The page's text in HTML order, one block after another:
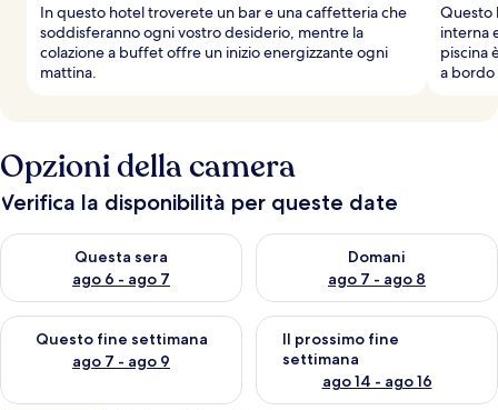
In questo hotel troverete un bar e una caffetteria che
soddisferanno ogni vostro desiderio, mentre la
colazione a buffet offre un inizio energizzante ogni
mattina.
Questo
interna
piscina
a bordo
Opzioni della camera
Verifica la disponibilità per queste date
Questa sera
ago 6 - ago 7
Verifica la disponibilità per questa sera, ago 6 - ago 7
Domani
ago 7 - ago 8
Verifica la disponibilità per
Questo fine settimana
ago 7 - ago 9
Verifica la disponibilità per questo fine settimana, ago 7 - ago
Il prossimo fine
settimana
ago 14 - ago 16
Verifica la disponibilità per il